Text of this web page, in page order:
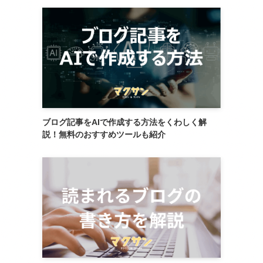
ブログ記事をAIで作成する方法をくわしく解
説！無料のおすすめツールも紹介